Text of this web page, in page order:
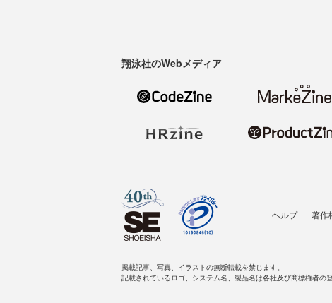
翔泳社のWebメディア
ヘルプ 著作
掲載記事、写真、イラストの無断転載を禁じます。
記載されているロゴ、システム名、製品名は各社及び商標権者の